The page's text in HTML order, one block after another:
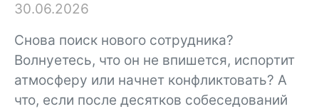
30.06.2026
Снова поиск нового сотрудника?
Волнуетесь, что он не впишется, испортит
атмосферу или начнет конфликтовать? А
что, если после десятков собеседований